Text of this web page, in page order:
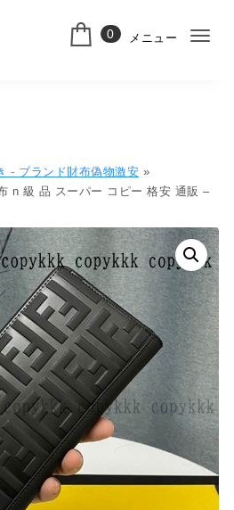
0 メニュー
ナ
ン
切
り
替
え
- ブランド財布偽物激安 »
n 級 品 スーパー コピー 格安 通販 –